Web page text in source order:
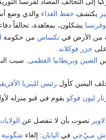
إلى التحالف المضاد لفرنسا
يكتشف حفظ الغذاء والذي وضع
وفرنسا يشكلون، بمعاهدة، تحالفاً
من الأرض فيتكساس من حكومة
جزر فوكلاند
الصين وبريطانيا العظمى. سبب
اليمين كأول رئيس لليبريا
ليون فوكو يقوم في قبو منزله
تصوت بأن لا تنفصل عن
مـِيْ‌جي في اليابان: إلغاء شگونية